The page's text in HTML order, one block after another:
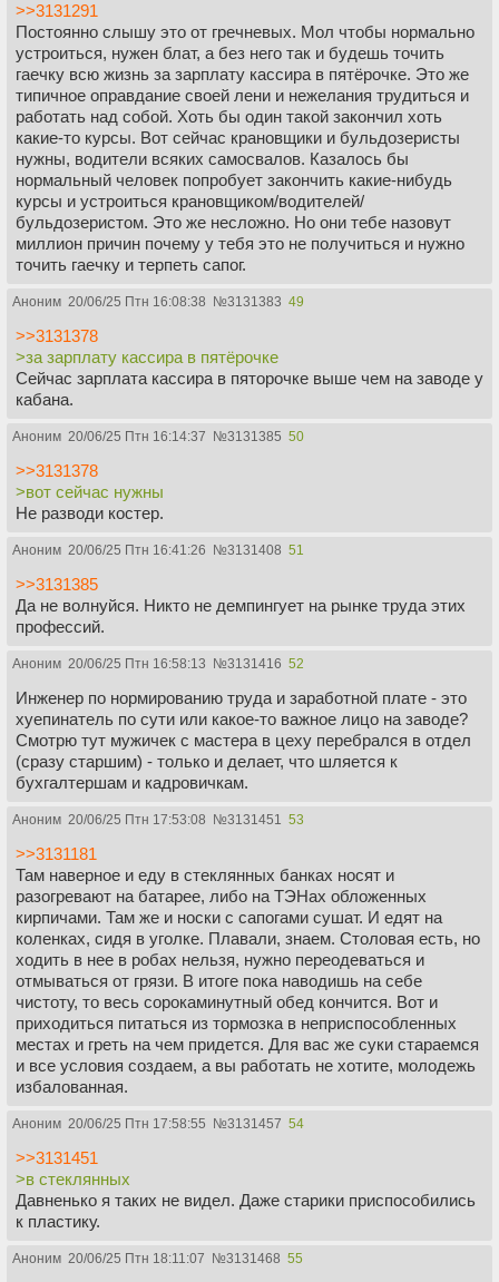
>>3131291
Постоянно слышу это от гречневых. Мол чтобы нормально
устроиться, нужен блат, а без него так и будешь точить
гаечку всю жизнь за зарплату кассира в пятёрочке. Это же
типичное оправдание своей лени и нежелания трудиться и
работать над собой. Хоть бы один такой закончил хоть
какие-то курсы. Вот сейчас крановщики и бульдозеристы
нужны, водители всяких самосвалов. Казалось бы
нормальный человек попробует закончить какие-нибудь
курсы и устроиться крановщиком/водителей/
бульдозеристом. Это же несложно. Но они тебе назовут
миллион причин почему у тебя это не получиться и нужно
точить гаечку и терпеть сапог.
Аноним 20/06/25 Птн 16:08:38 №3131383 49
>>3131378
>за зарплату кассира в пятёрочке
Сейчас зарплата кассира в пяторочке выше чем на заводе у
кабана.
Аноним 20/06/25 Птн 16:14:37 №3131385 50
>>3131378
>вот сейчас нужны
Не разводи костер.
Аноним 20/06/25 Птн 16:41:26 №3131408 51
>>3131385
Да не волнуйся. Никто не демпингует на рынке труда этих
профессий.
Аноним 20/06/25 Птн 16:58:13 №3131416 52
Инженер по нормированию труда и заработной плате - это
хуепинатель по сути или какое-то важное лицо на заводе?
Смотрю тут мужичек с мастера в цеху перебрался в отдел
(сразу старшим) - только и делает, что шляется к
бухгалтершам и кадровичкам.
Аноним 20/06/25 Птн 17:53:08 №3131451 53
>>3131181
Там наверное и еду в стеклянных банках носят и
разогревают на батарее, либо на ТЭНах обложенных
кирпичами. Там же и носки с сапогами сушат. И едят на
коленках, сидя в уголке. Плавали, знаем. Столовая есть, но
ходить в нее в робах нельзя, нужно переодеваться и
отмываться от грязи. В итоге пока наводишь на себе
чистоту, то весь сорокаминутный обед кончится. Вот и
приходиться питаться из тормозка в неприспособленных
местах и греть на чем придется. Для вас же суки стараемся
и все условия создаем, а вы работать не хотите, молодежь
избалованная.
Аноним 20/06/25 Птн 17:58:55 №3131457 54
>>3131451
>в стеклянных
Давненько я таких не видел. Даже старики приспособились
к пластику.
Аноним 20/06/25 Птн 18:11:07 №3131468 55